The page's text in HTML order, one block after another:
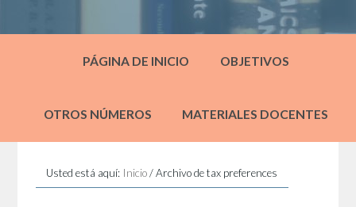
PÁGINA DE INICIO OBJETIVOS
OTROS NÚMEROS MATERIALES DOCENTES
Usted está aquí: Inicio /Archivo de tax preferences